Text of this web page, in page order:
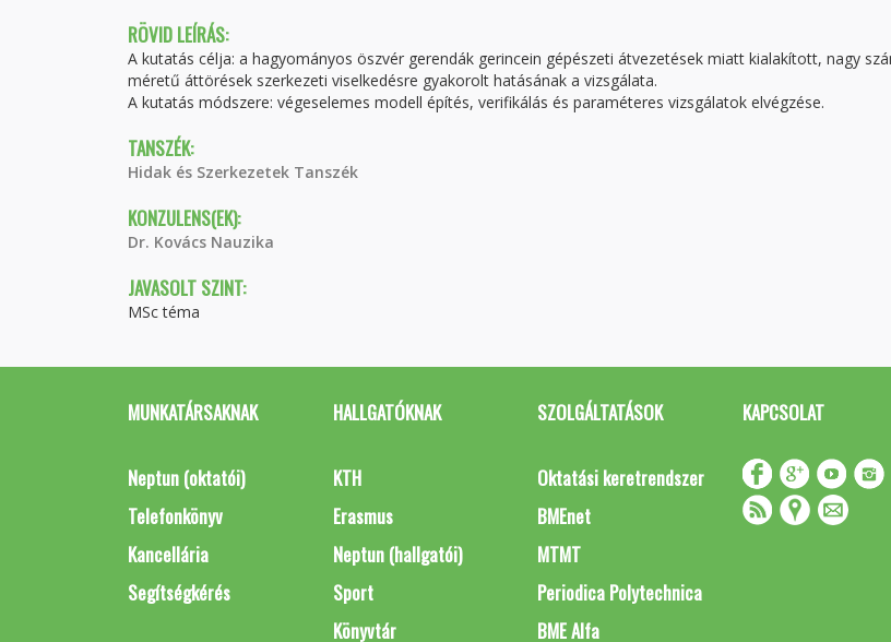
RÖVID LEÍRÁS:
A kutatás célja: a hagyományos öszvér gerendák gerincein gépészeti átvezetések miatt kialakított, nagy
méretű áttörések szerkezeti viselkedésre gyakorolt hatásának a vizsgálata.
A kutatás módszere: végeselemes modell építés, verifikálás és paraméteres vizsgálatok elvégzése.
TANSZÉK:
Hidak és Szerkezetek Tanszék
KONZULENS(EK):
Dr. Kovács Nauzika
JAVASOLT SZINT:
MSc téma
MUNKATÁRSAKNAK
Neptun (oktatói)
Telefonkönyv
Kancellária
Segítségkérés
HALLGATÓKNAK
KTH
Erasmus
Neptun (hallgatói)
Sport
Könyvtár
SZOLGÁLTATÁSOK
Oktatási keretrendszer
BMEnet
MTMT
Periodica Polytechnica
BME Alfa
KAPCSOLAT